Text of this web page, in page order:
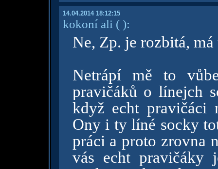
14.04.2014 18:12:15
kokoní ali ( ):
Ne, Zp. je rozbitá,
Netrápí mě to
pravičáků o línejch
když echt pravičáci
Ony i ty líné socky
práci a proto zrovna
vás echt pravičáky